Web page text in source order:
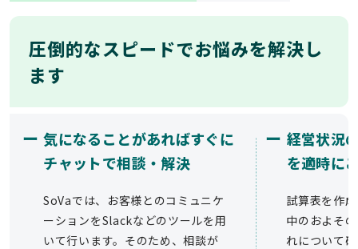
圧倒的なスピードでお悩みを解決し
ます
ー 気になることがあればすぐに
チャットで相談・解決
SoVaでは、お客様とのコミュニケ
ーションをSlackなどのツールを用
いて行います。そのため、相談が
ー 経営状況
を適時に
試算表を作
中のおよそ
れについて